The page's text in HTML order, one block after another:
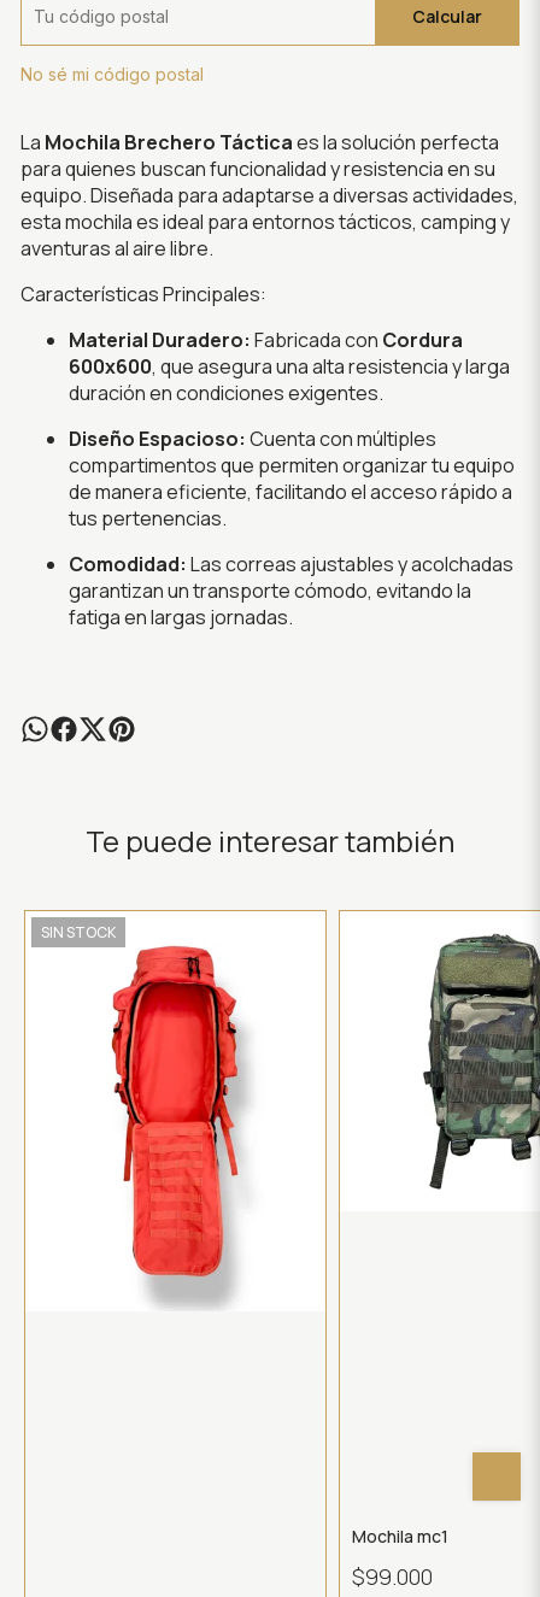
Calcular
No sé mi código postal
La Mochila Brechero Tácticaes la solución perfecta
para quienes buscan funcionalidad y resistencia en su
equipo. Diseñada para adaptarse a diversas actividades,
esta mochila es ideal para entornos tácticos, camping y
aventuras al aire libre.
Características Principales:
Material Duradero: Fabricada con Cordura
600x600, que asegura una alta resistencia y larga
duración en condiciones exigentes.
Diseño Espacioso: Cuenta con múltiples
compartimentos que permiten organizar tu equipo
de manera eficiente, facilitando el acceso rápido a
tus pertenencias.
Comodidad: Las correas ajustables y acolchadas
garantizan un transporte cómodo, evitando la
fatiga en largas jornadas.
Te puede interesar también
SIN STOCK
Mochila mc1
$99.000